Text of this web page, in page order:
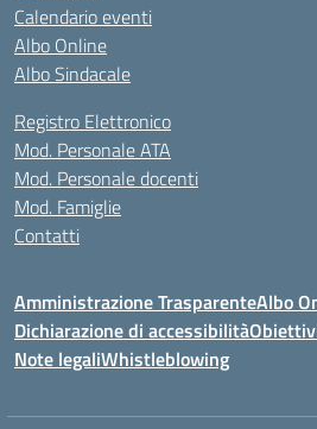
Calendario eventi
Albo Online
Albo Sindacale
Registro Elettronico
Mod. Personale ATA
Mod. Personale docenti
Mod. Famiglie
Contatti
Amministrazione TrasparenteAlbo
Dichiarazione di accessibilità
Note legaliWhistleblowing